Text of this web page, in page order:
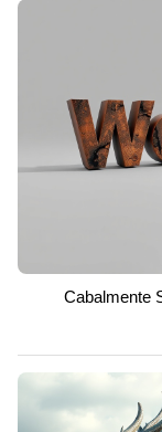
Cabalmente